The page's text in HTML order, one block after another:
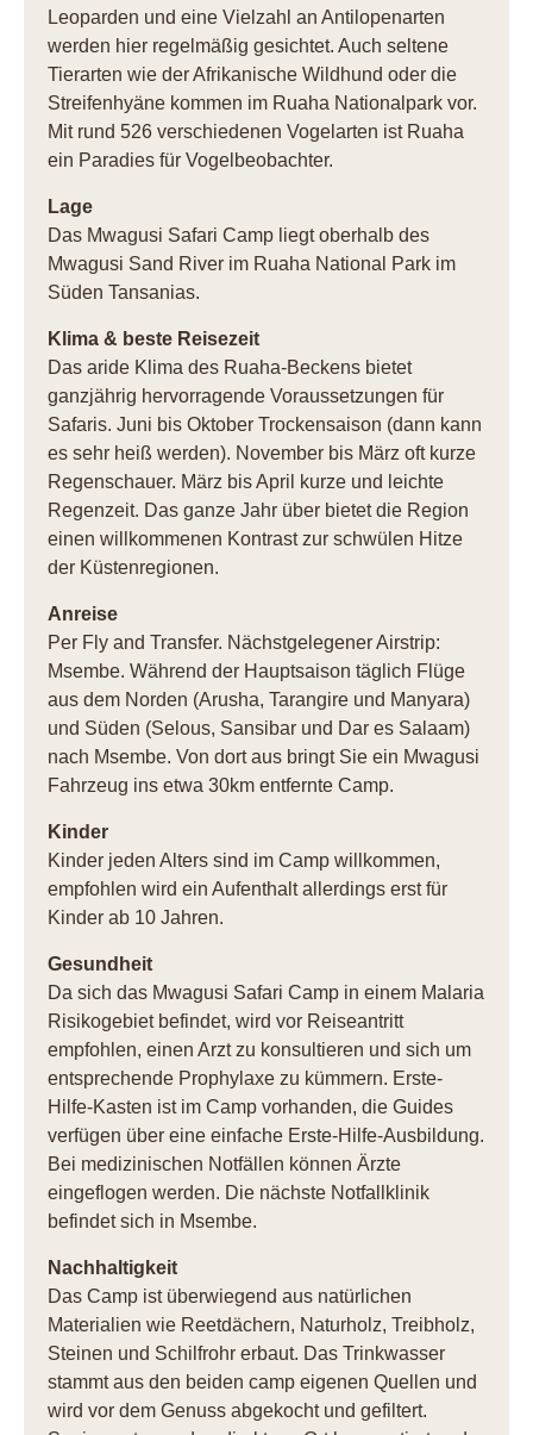
Leoparden und eine Vielzahl an Antilopenarten
werden hier regelmäßig gesichtet. Auch seltene
Tierarten wie der Afrikanische Wildhund oder die
Streifenhyäne kommen im Ruaha Nationalpark vor.
Mit rund 526 verschiedenen Vogelarten ist Ruaha
ein Paradies für Vogelbeobachter.
Lage
Das Mwagusi Safari Camp liegt oberhalb des
Mwagusi Sand River im Ruaha National Park im
Süden Tansanias.
Klima & beste Reisezeit
Das aride Klima des Ruaha-Beckens bietet
ganzjährig hervorragende Voraussetzungen für
Safaris. Juni bis Oktober Trockensaison (dann kann
es sehr heiß werden). November bis März oft kurze
Regenschauer. März bis April kurze und leichte
Regenzeit. Das ganze Jahr über bietet die Region
einen willkommenen Kontrast zur schwülen Hitze
der Küstenregionen.
Anreise
Per Fly and Transfer. Nächstgelegener Airstrip:
Msembe. Während der Hauptsaison täglich Flüge
aus dem Norden (Arusha, Tarangire und Manyara)
und Süden (Selous, Sansibar und Dar es Salaam)
nach Msembe. Von dort aus bringt Sie ein Mwagusi
Fahrzeug ins etwa 30km entfernte Camp.
Kinder
Kinder jeden Alters sind im Camp willkommen,
empfohlen wird ein Aufenthalt allerdings erst für
Kinder ab 10 Jahren.
Gesundheit
Da sich das Mwagusi Safari Camp in einem Malaria
Risikogebiet befindet, wird vor Reiseantritt
empfohlen, einen Arzt zu konsultieren und sich um
entsprechende Prophylaxe zu kümmern. Erste-
Hilfe-Kasten ist im Camp vorhanden, die Guides
verfügen über eine einfache Erste-Hilfe-Ausbildung.
Bei medizinischen Notfällen können Ärzte
eingeflogen werden. Die nächste Notfallklinik
befindet sich in Msembe.
Nachhaltigkeit
Das Camp ist überwiegend aus natürlichen
Materialien wie Reetdächern, Naturholz, Treibholz,
Steinen und Schilfrohr erbaut. Das Trinkwasser
stammt aus den beiden camp eigenen Quellen und
wird vor dem Genuss abgekocht und gefiltert.